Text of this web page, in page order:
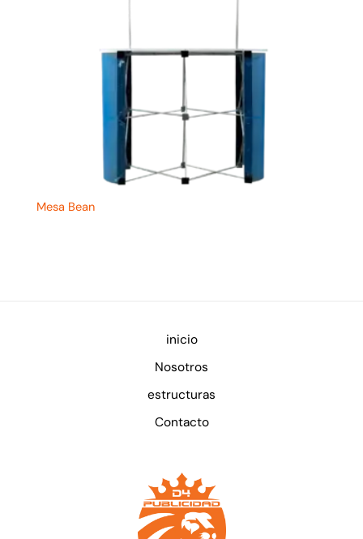
Mesa Bean
inicio
Nosotros
estructuras
Contacto